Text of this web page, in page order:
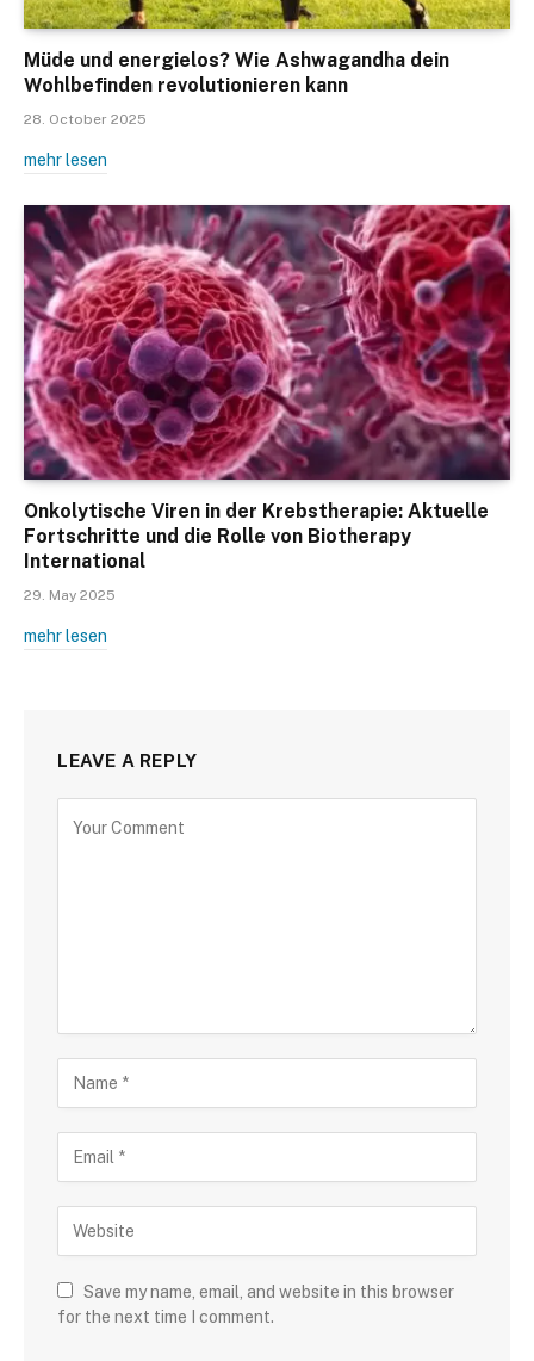
Müde und energielos? Wie Ashwagandha dein
Wohlbefinden revolutionieren kann
28. October 2025
mehr lesen
Onkolytische Viren in der Krebstherapie: Aktuelle
Fortschritte und die Rolle von Biotherapy
International
29. May 2025
mehr lesen
LEAVE A REPLY
Save my name, email, and website in this browser
for the next time I comment.